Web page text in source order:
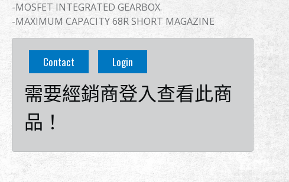
-MOSFET INTEGRATED GEARBOX.
-MAXIMUM CAPACITY 68R SHORT MAGAZINE
Contact Login
需要經銷商登入查看此商
品！